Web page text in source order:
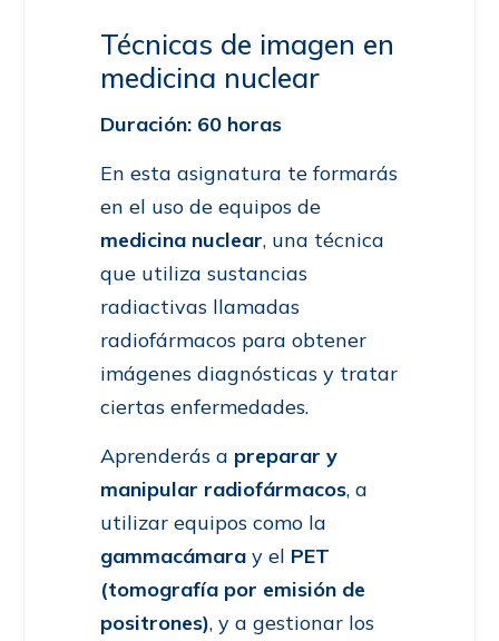
Técnicas de imagen en
medicina nuclear
Duración: 60 horas
En esta asignatura te formarás
en el uso de equipos de
medicina nuclear, una técnica
que utiliza sustancias
radiactivas llamadas
radiofármacos para obtener
imágenes diagnósticas y tratar
ciertas enfermedades.
Aprenderás a preparar y
manipular radiofármacos, a
utilizar equipos como la
gammacámara y el PET
(tomografía por emisión de
positrones), y a gestionar los